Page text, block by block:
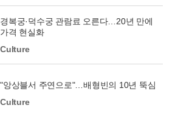
경복궁·덕수궁 관람료 오른다…20년 만에
가격 현실화
Culture
"앙상블서 주연으로"…배형빈의 10년 뚝심
Culture